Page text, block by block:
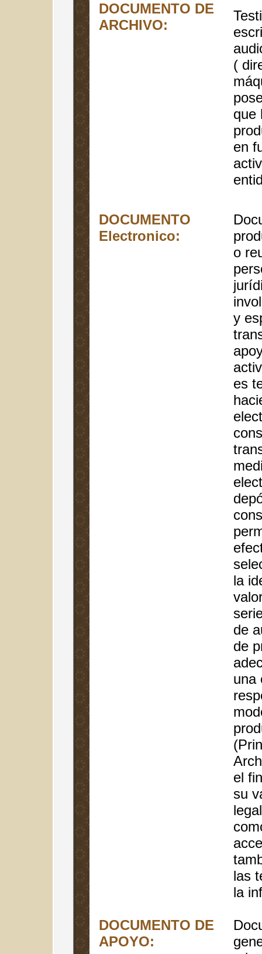
DOCUMENTO DE
ARCHIVO:
(
que
en
DOCUMENTO
Electronico:
o
y
es
la
de
de
una
el
su
las
la
DOCUMENTO DE
APOYO: